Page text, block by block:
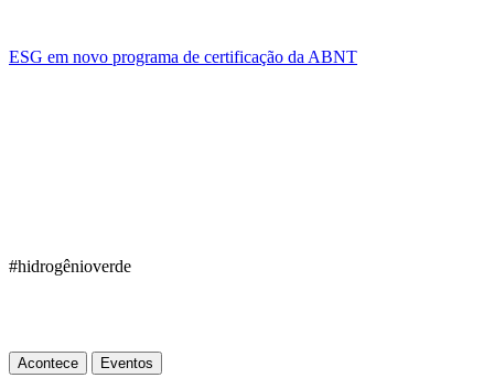
ESG em novo programa de certificação da ABNT
#hidrogênioverde
Acontece Eventos